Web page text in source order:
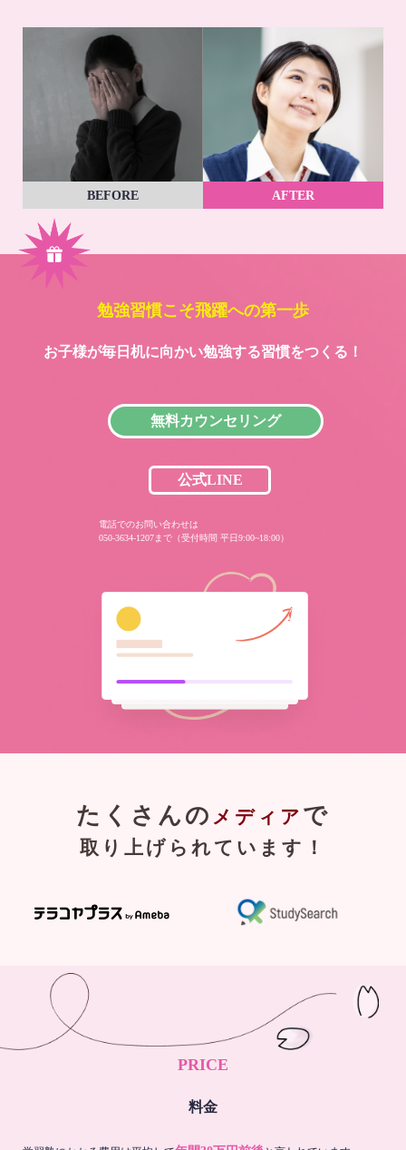
BEFORE AFTER
勉強習慣こそ飛躍への第一歩
お子様が毎日机に向かい勉強する習慣をつくる！
無料カウンセリング
公式LINE
電話でのお問い合わせは
050-3634-1207まで（受付時間 平日9:00~18:00）
たくさんの メディア で
取り上げられています！
PRICE
料金